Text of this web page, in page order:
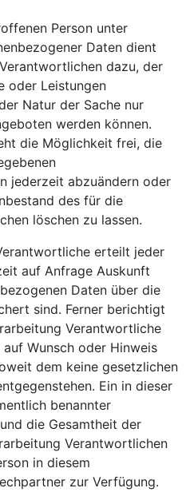
Person unter
Daten dient
dazu, der
oder Leistungen
Natur der Sache nur
werden können.
die Möglichkeit frei, die
jederzeit abzuändern oder
des für die
löschen zu lassen.
erteilt jeder
auf Anfrage Auskunft
Daten über die
sind. Ferner berichtigt
Verantwortliche
Wunsch oder Hinweis
dem keine gesetzlichen
Ein in dieser
benannter
die Gesamtheit der
Verantwortlichen
in diesem
zur Verfügung.